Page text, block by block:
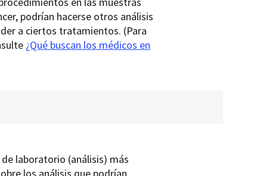
podrían hacerse otros análisis
a ciertos tratamientos. (Para
¿Qué buscan los médicos en
laboratorio (análisis) más